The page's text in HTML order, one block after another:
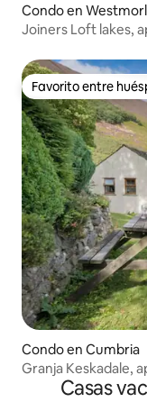
Condo en
Joiners Loft lakes,
Favorito entre
Favorito entre
Condo en Cumbria
Granja Keskadale,
Casas